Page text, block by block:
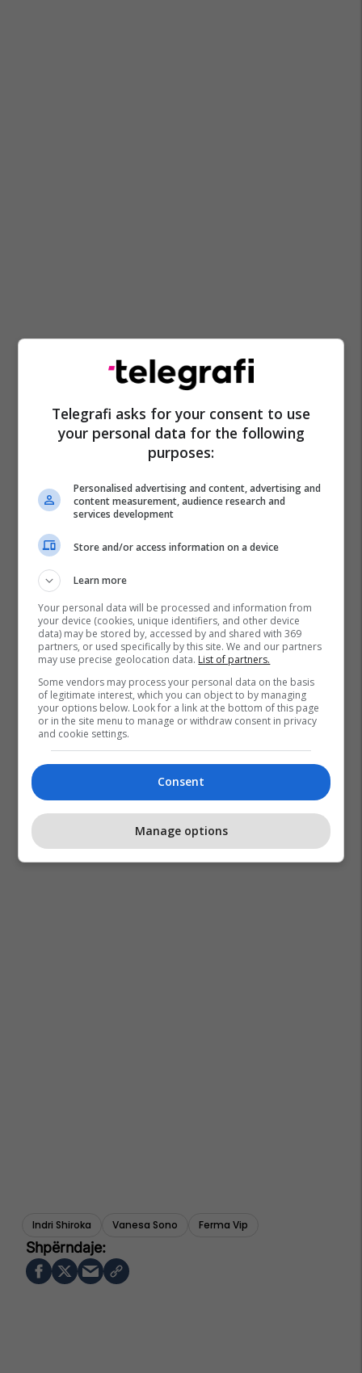
Indri Shiroka Vanesa Sono Ferma Vip
Telegrafi asks for your consent to use
your personal data for the following
purposes:
Personalised advertising and content, advertising and
content measurement, audience research and
services development
Store and/or access information on a device
Learn more
Your personal data will be processed and information from
your device (cookies, unique identifiers, and other device
data) may be stored by, accessed by and shared with 369
partners, or used specifically by this site. We and our partners
may use precise geolocation data. List of partners.
Some vendors may process your personal data on the basis
of legitimate interest, which you can object to by managing
your options below. Look for a link at the bottom of this page
or in the site menu to manage or withdraw consent in privacy
and cookie settings.
Consent
Manage options